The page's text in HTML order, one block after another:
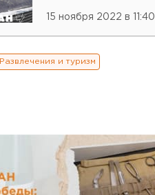
15 ноября 2022 в 11:40
Развлечения и туризм